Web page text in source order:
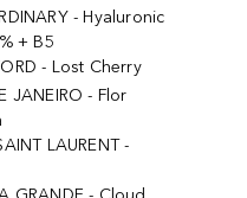
- Hyaluronic
+ B5
- Lost Cherry
JANEIRO - Flor
LAURENT -